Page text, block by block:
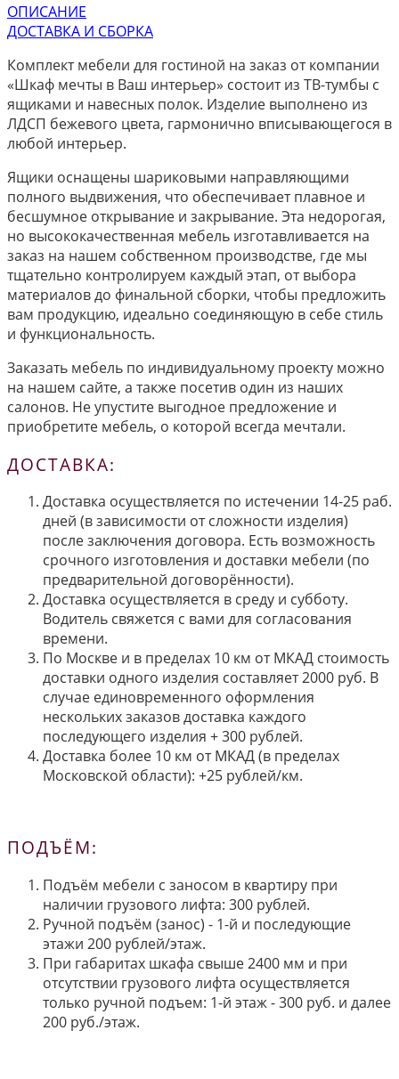
ОПИСАНИЕ
ДОСТАВКА И СБОРКА
Комплект мебели для гостиной на заказ от компании
«Шкаф мечты в Ваш интерьер» состоит из ТВ-тумбы с
ящиками и навесных полок. Изделие выполнено из
ЛДСП бежевого цвета, гармонично вписывающегося в
любой интерьер.
Ящики оснащены шариковыми направляющими
полного выдвижения, что обеспечивает плавное и
бесшумное открывание и закрывание. Эта недорогая,
но высококачественная мебель изготавливается на
заказ на нашем собственном производстве, где мы
тщательно контролируем каждый этап, от выбора
материалов до финальной сборки, чтобы предложить
вам продукцию, идеально соединяющую в себе стиль
и функциональность.
Заказать мебель по индивидуальному проекту можно
на нашем сайте, а также посетив один из наших
салонов. Не упустите выгодное предложение и
приобретите мебель, о которой всегда мечтали.
ДОСТАВКА:
Доставка осуществляется по истечении 14-25 раб.
дней (в зависимости от сложности изделия)
после заключения договора. Есть возможность
срочного изготовления и доставки мебели (по
предварительной договорённости).
Доставка осуществляется в среду и субботу.
Водитель свяжется с вами для согласования
времени.
По Москве и в пределах 10 км от МКАД стоимость
доставки одного изделия составляет 2000 руб. В
случае единовременного оформления
нескольких заказов доставка каждого
последующего изделия + 300 рублей.
Доставка более 10 км от МКАД (в пределах
Московской области): +25 рублей/км.
ПОДЪЁМ:
Подъём мебели с заносом в квартиру при
наличии грузового лифта: 300 рублей.
Ручной подъём (занос) - 1-й и последующие
этажи 200 рублей/этаж.
При габаритах шкафа свыше 2400 мм и при
отсутствии грузового лифта осуществляется
только ручной подъем: 1-й этаж - 300 руб. и далее
200 руб./этаж.